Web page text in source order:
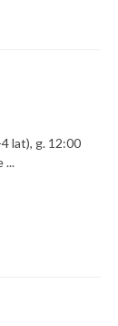
lat), g. 12:00
...